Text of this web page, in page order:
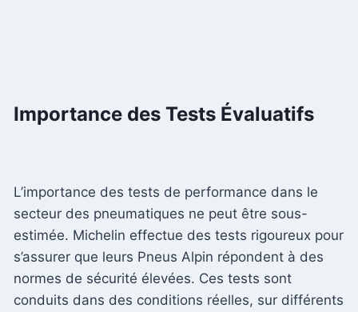
Importance des Tests Évaluatifs
L’importance des tests de performance dans le
secteur des pneumatiques ne peut être sous-
estimée. Michelin effectue des tests rigoureux pour
s’assurer que leurs Pneus Alpin répondent à des
normes de sécurité élevées. Ces tests sont
conduits dans des conditions réelles, sur différents